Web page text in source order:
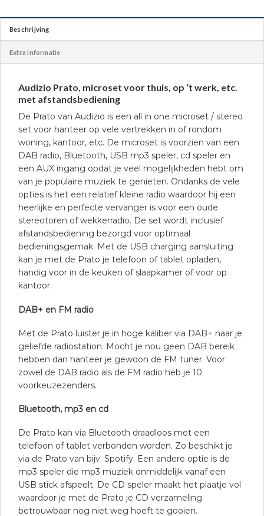
Beschrijving
Extra informatie
Audizio Prato, microset voor thuis, op ‘t werk, etc.
met afstandsbediening
De Prato van Audizio is een all in one microset / stereo
set voor hanteer op vele vertrekken in of rondom
woning, kantoor, etc. De microset is voorzien van een
DAB radio, Bluetooth, USB mp3 speler, cd speler en
een AUX ingang opdat je veel mogelijkheden hebt om
van je populaire muziek te genieten. Ondanks de vele
opties is het een relatief kleine radio waardoor hij een
heerlijke en perfecte vervanger is voor een oude
stereotoren of wekkerradio. De set wordt inclusief
afstandsbediening bezorgd voor optimaal
bedieningsgemak. Met de USB charging aansluiting
kan je met de Prato je telefoon of tablet opladen,
handig voor in de keuken of slaapkamer of voor op
kantoor.
DAB+ en FM radio
Met de Prato luister je in hoge kaliber via DAB+ naar je
geliefde radiostation. Mocht je nou geen DAB bereik
hebben dan hanteer je gewoon de FM tuner. Voor
zowel de DAB radio als de FM radio heb je 10
voorkeuzezenders.
Bluetooth, mp3 en cd
De Prato kan via Bluetooth draadloos met een
telefoon of tablet verbonden worden. Zo beschikt je
via de Prato van bijv. Spotify. Een andere optie is de
mp3 speler die mp3 muziek onmiddelijk vanaf een
USB stick afspeelt. De CD speler maakt het plaatje vol
waardoor je met de Prato je CD verzameling
betrouwbaar nog niet weg hoeft te gooien.